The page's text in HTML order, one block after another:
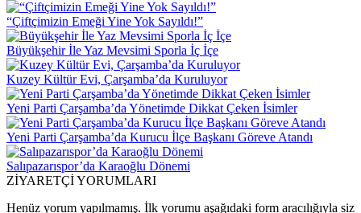
“Çiftçimizin Emeği Yine Yok Sayıldı!”
Büyükşehir İle Yaz Mevsimi Sporla İç İçe
Kuzey Kültür Evi, Çarşamba’da Kuruluyor
Yeni Parti Çarşamba’da Yönetimde Dikkat Çeken İsimler
Yeni Parti Çarşamba’da Kurucu İlçe Başkanı Göreve Atandı
Salıpazarıspor’da Karaoğlu Dönemi
ZİYARETÇİ YORUMLARI
Henüz yorum yapılmamış. İlk yorumu aşağıdaki form aracılığıyla siz